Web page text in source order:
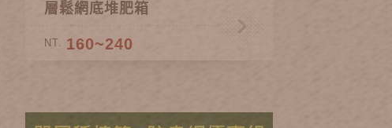
層鬆網底堆肥箱
NT. 160~240